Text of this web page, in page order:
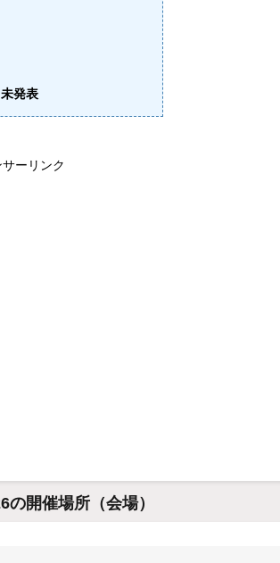
発表
サーリンク
開催場所（会場）